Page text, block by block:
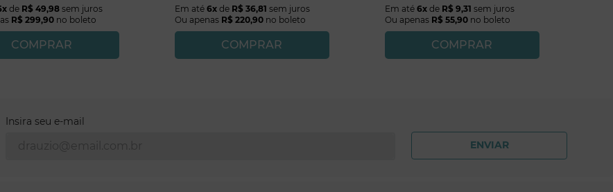
xde R$ 49,98sem juros
R$ 299,90no boleto
COMPRAR
Em até 6xde R$ 36,81 sem juros
Ou apenas R$ 220,90no boleto
COMPRAR
Em até 6xde R$ 9,31 sem juros
Ou apenas R$ 55,90no boleto
COMPRAR
Insira seu e-mail
ENVIAR